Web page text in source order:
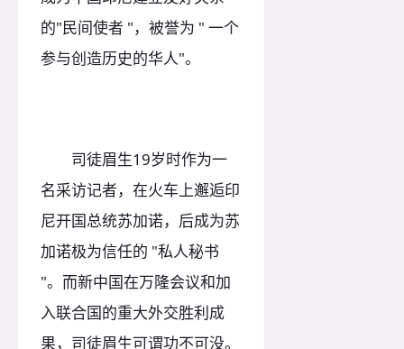
的"民间使者 "，被誉为 " 一个
参与创造历史的华人"。
司徒眉生19岁时作为一
名采访记者，在火车上邂逅印
尼开国总统苏加诺，后成为苏
加诺极为信任的 "私人秘书
"。而新中国在万隆会议和加
入联合国的重大外交胜利成
果，司徒眉生可谓功不可没。